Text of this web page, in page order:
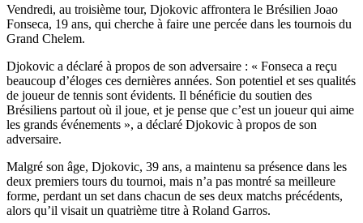
Vendredi, au troisième tour, Djokovic affrontera le Brésilien Joao
Fonseca, 19 ans, qui cherche à faire une percée dans les tournois du
Grand Chelem.
Djokovic a déclaré à propos de son adversaire : « Fonseca a reçu
beaucoup d’éloges ces dernières années. Son potentiel et ses qualités
de joueur de tennis sont évidents. Il bénéficie du soutien des
Brésiliens partout où il joue, et je pense que c’est un joueur qui aime
les grands événements », a déclaré Djokovic à propos de son
adversaire.
Malgré son âge, Djokovic, 39 ans, a maintenu sa présence dans les
deux premiers tours du tournoi, mais n’a pas montré sa meilleure
forme, perdant un set dans chacun de ses deux matchs précédents,
alors qu’il visait un quatrième titre à Roland Garros.